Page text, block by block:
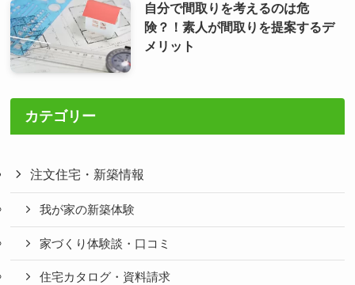
自分で間取りを考えるのは危
険？！素人が間取りを提案するデ
メリット
カテゴリー
注文住宅・新築情報
我が家の新築体験
家づくり体験談・口コミ
住宅カタログ・資料請求